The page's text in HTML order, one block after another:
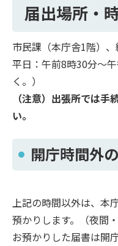
届出場所・
市民課（本庁舎1階）、
平日：午前8時30分～
く。）
（注意）出張所では
い。
開庁時間外
上記の時間以外は、本
預かりします。（夜間
お預かりした届書は開